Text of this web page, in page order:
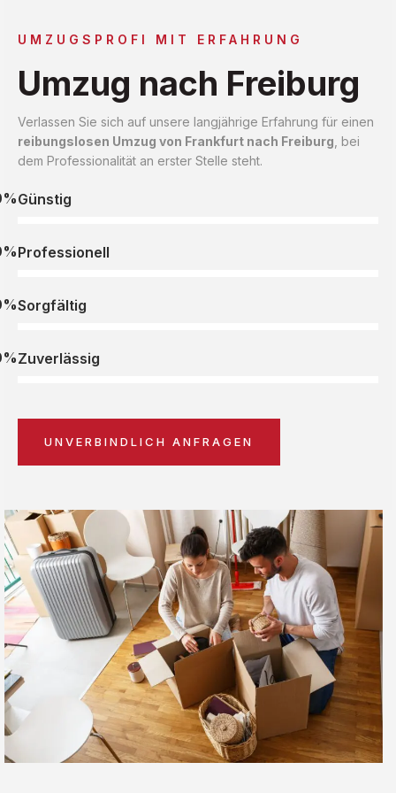
UMZUGSPROFI MIT ERFAHRUNG
Umzug nach Freiburg
Verlassen Sie sich auf unsere langjährige Erfahrung für einen
reibungslosen Umzug von Frankfurt nach Freiburg , bei
dem Professionalität an erster Stelle steht.
Günstig
Professionell
Sorgfältig
Zuverlässig
UNVERBINDLICH ANFRAGEN